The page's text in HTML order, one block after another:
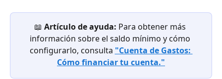
📖 Artículo de ayuda: Para obtener más
información sobre el saldo mínimo y cómo
configurarlo, consulta "Cuenta de Gastos:
Cómo financiar tu cuenta."